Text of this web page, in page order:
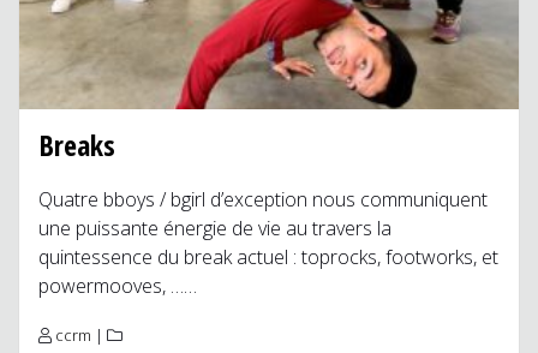
Breaks
Quatre bboys / bgirl d’exception nous communiquent
une puissante énergie de vie au travers la
quintessence du break actuel : toprocks, footworks, et
powermooves, ……
ccrm |